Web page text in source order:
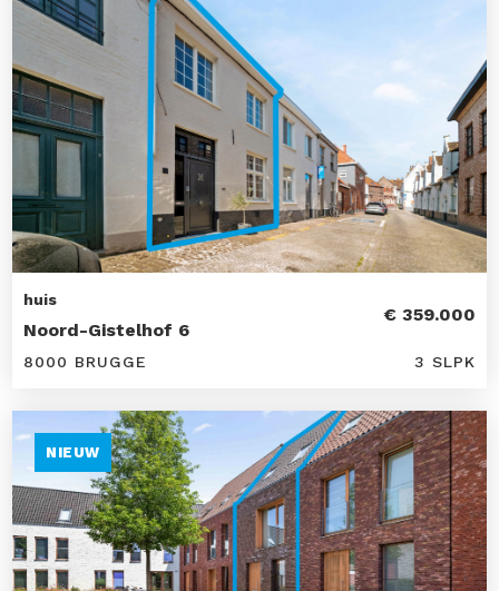
huis
Noord-Gistelhof 6
€ 359.000
8000 BRUGGE 3 SLPK
NIEUW